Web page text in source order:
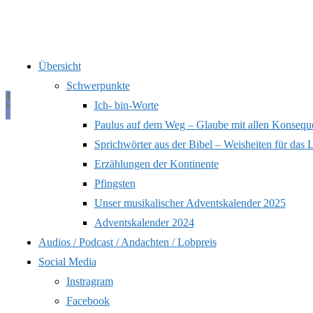
springen
Übersicht
Schwerpunkte
Ich- bin-Worte
Paulus auf dem Weg – Glaube mit allen
Sprichwörter aus der Bibel – Weisheiten für das
Erzählungen der Kontinente
Pfingsten
Unser musikalischer Adventskalender 2025
Adventskalender 2024
Audios / Podcast / Andachten / Lobpreis
Social Media
Instragram
Facebook
Schlagwort:Haltung
Start
Beiträge